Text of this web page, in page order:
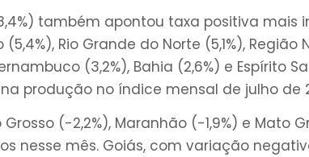
também apontou taxa positiva mais
Rio Grande do Norte (5,1%), Região
(3,2%), Bahia (2,6%) e Espírito
produção no índice mensal de julho de
(-2,2%), Maranhão (-1,9%) e Mato
nesse mês. Goiás, com variação